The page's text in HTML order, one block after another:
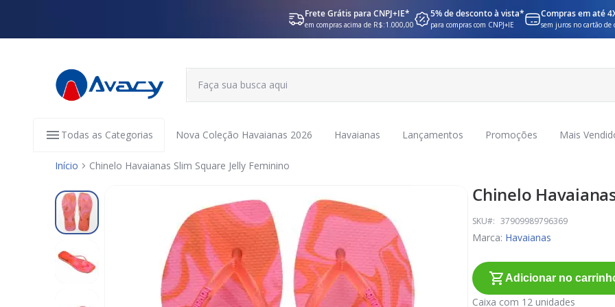
Frete Grátis para CNPJ+IE*
em compras acima de R$:1.000,00
5% de desconto à vista*
para compras com CNPJ+IE
Compras em até
sem juros no cartão de
Todas as Categorias Nova Coleção Havaianas 2026 Havaianas Lançamentos Promoções Mais
Início
Chinelo Havaianas Slim Square Jelly Feminino
Pular
para
o
final
da
Galeria
Chinelo
SKU 37909989796369
Marca: Havaianas
Adicionar no
Caixa com 12 unidades